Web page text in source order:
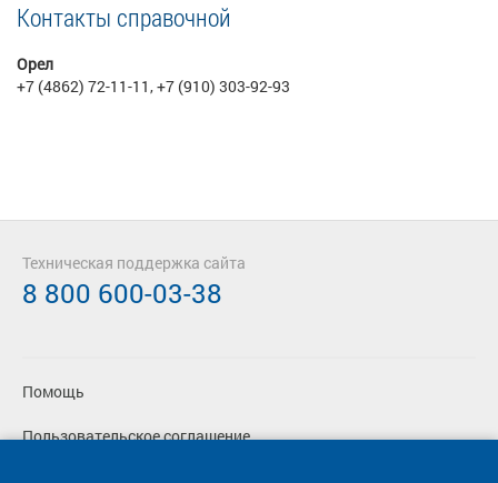
Контакты справочной
Орел
+7 (4862) 72-11-11, +7 (910) 303-92-93
Помощь
Пользовательское соглашение
Техническая поддержка сайта
8 800 600-03-38